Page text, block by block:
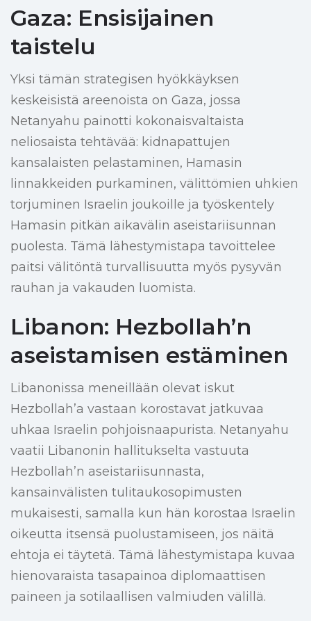
Gaza: Ensisijainen
taistelu
Yksi tämän strategisen hyökkäyksen
keskeisistä areenoista on Gaza, jossa
Netanyahu painotti kokonaisvaltaista
neliosaista tehtävää: kidnapattujen
kansalaisten pelastaminen, Hamasin
linnakkeiden purkaminen, välittömien uhkien
torjuminen Israelin joukoille ja työskentely
Hamasin pitkän aikavälin aseistariisunnan
puolesta. Tämä lähestymistapa tavoittelee
paitsi välitöntä turvallisuutta myös pysyvän
rauhan ja vakauden luomista.
Libanon: Hezbollah’n
aseistamisen estäminen
Libanonissa meneillään olevat iskut
Hezbollah’a vastaan korostavat jatkuvaa
uhkaa Israelin pohjoisnaapurista. Netanyahu
vaatii Libanonin hallitukselta vastuuta
Hezbollah’n aseistariisunnasta,
kansainvälisten tulitaukosopimusten
mukaisesti, samalla kun hän korostaa Israelin
oikeutta itsensä puolustamiseen, jos näitä
ehtoja ei täytetä. Tämä lähestymistapa kuvaa
hienovaraista tasapainoa diplomaattisen
paineen ja sotilaallisen valmiuden välillä.